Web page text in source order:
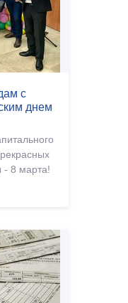
с
днем
- 8 марта!
и